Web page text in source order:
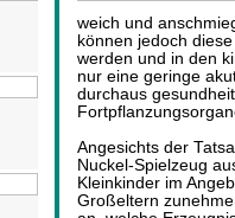
weich und
können jedoch
werden und in den
nur eine geringe
durchaus
Angesichts der
Nuckel-Spielzeug
Kleinkinder im
Großeltern